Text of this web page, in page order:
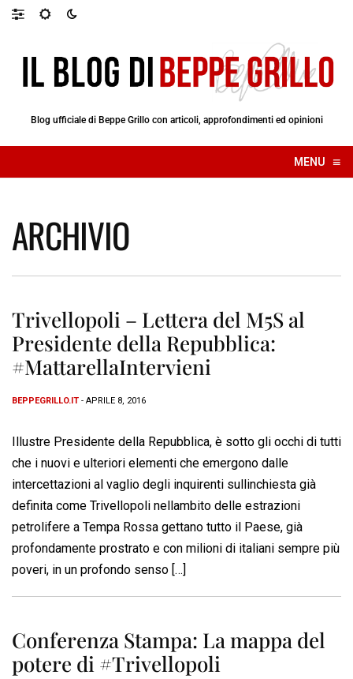
Blog ufficiale di Beppe Grillo con articoli, approfondimenti ed opinioni
MENU ≡
☰
ARCHIVIO
Trivellopoli – Lettera del M5S al
Presidente della Repubblica:
#MattarellaIntervieni
BEPPEGRILLO.IT - APRILE 8, 2016
Illustre Presidente della Repubblica, è sotto gli occhi di tutti
che i nuovi e ulteriori elementi che emergono dalle
intercettazioni al vaglio degli inquirenti sullinchiesta già
definita come Trivellopoli nellambito delle estrazioni
petrolifere a Tempa Rossa gettano tutto il Paese, già
profondamente prostrato e con milioni di italiani sempre più
poveri, in un profondo senso […]
Conferenza Stampa: La mappa del
potere di #Trivellopoli